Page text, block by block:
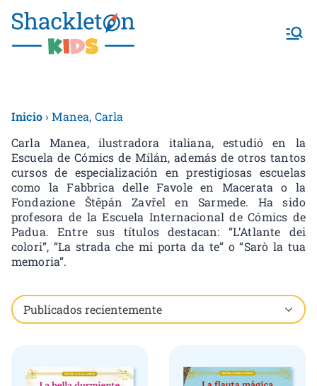
Shackletonk
Inicio› Manea, Carla
Carla Manea, ilustradora italiana, estudió en la
Escuela de Cómics de Milán, además de otros tantos
cursos de especialización en prestigiosas escuelas
como la Fabbrica delle Favole en Macerata o la
Fondazione Štěpán Zavřel en Sarmede. Ha sido
profesora de la Escuela Internacional de Cómics de
Padua. Entre sus títulos destacan: “L’Atlante dei
colori”, “La strada che mi porta da te” o “Sarò la tua
memoria”.